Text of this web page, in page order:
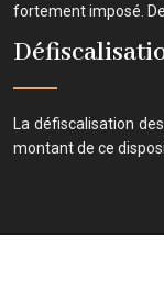
fortement imposé.
La défiscalisation
montant de ce